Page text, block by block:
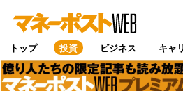
トップ 投資 ビジネス キャ